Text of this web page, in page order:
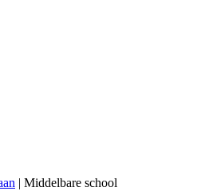
| Middelbare school